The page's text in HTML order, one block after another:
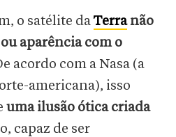
o satélite daTerranão
aparência com o
acordo com a Nasa (a
americana), isso
uma ilusão ótica criada
capaz de ser